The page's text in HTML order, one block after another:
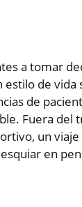
a tomar
de vida
de
Fuera del
un
en